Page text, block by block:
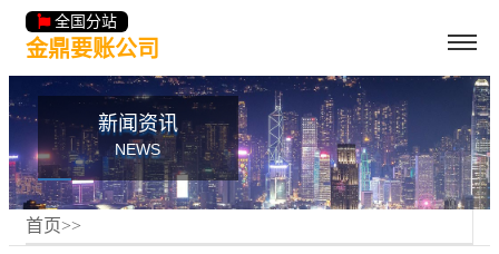
全国分站
金鼎要账公司
新闻资讯
NEWS
首页>>